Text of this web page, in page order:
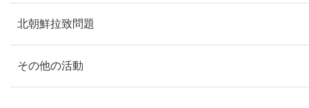
北朝鮮拉致問題
その他の活動